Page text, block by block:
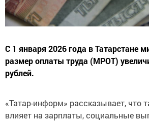
С 1 января 2026 года в Татарстане
размер оплаты труда (МРОТ)
рублей.
«Татар-информ» рассказывает, что
влияет на зарплаты, социальные